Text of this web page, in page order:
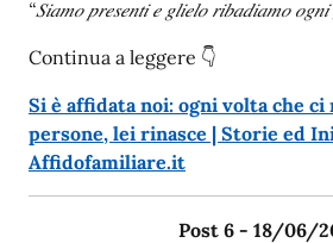
“𝑆𝑖𝑎𝑚𝑜 𝑝𝑟𝑒𝑠𝑒𝑛𝑡𝑖 𝑒 𝑔𝑙𝑖𝑒𝑙𝑜 𝑟𝑖𝑏𝑎𝑑𝑖𝑎𝑚𝑜
Continua a leggere 👇
Si è affidata noi: ogni volta che
persone, lei rinasce | Storie ed
Affidofamiliare.it
Post 6 - 18/06/